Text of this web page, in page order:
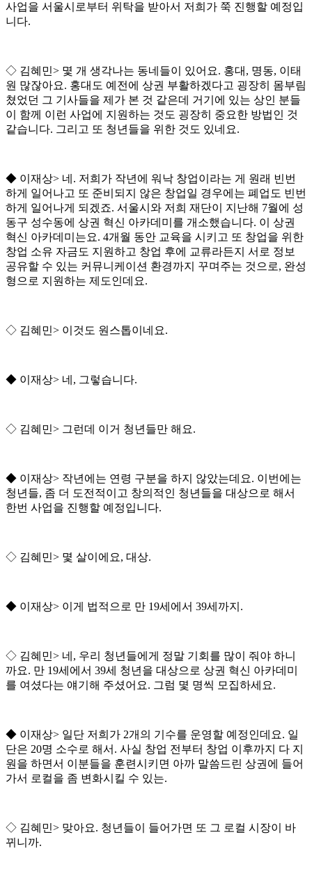
사업을 서울시로부터 위탁을 받아서 저희가 쭉 진행할 예정입
니다.
◇ 김혜민> 몇 개 생각나는 동네들이 있어요. 홍대 , 명동, 이태
원 많잖아요. 홍대도 예전에 상권 부활하겠다고 굉장히 몸부림
쳤었던 그 기사들을 제가 본 것 같은데 거기에 있는 상인 분들
이 함께 이런 사업에 지원하는 것도 굉장히 중요한 방법인 것
같습니다. 그리고 또 청년들을 위한 것도 있네요.
◆ 이재상> 네 . 저희가 작년에 워낙 창업이라는 게 원래 빈번
하게 일어나고 또 준비되지 않은 창업일 경우에는 폐업도 빈번
하게 일어나게 되겠죠. 서울시와 저희 재단이 지난해 7월에 성
동구 성수동에 상권 혁신 아카데미를 개소했습니다. 이 상권
혁신 아카데미는요. 4개월 동안 교육을 시키고 또 창업을 위한
창업 소유 자금도 지원하고 창업 후에 교류라든지 서로 정보
공유할 수 있는 커뮤니케이션 환경까지 꾸며주는 것으로, 완성
형으로 지원하는 제도인데요.
◇ 김혜민> 이것도 원스톱이네요.
◆ 이재상> 네 , 그렇습니다.
◇ 김혜민> 그런데 이거 청년들만 해요.
◆ 이재상> 작년에는 연령 구분을 하지 않았는데요. 이번에는
청년들, 좀 더 도전적이고 창의적인 청년들을 대상으로 해서
한번 사업을 진행할 예정입니다.
◇ 김혜민> 몇 살이에요, 대상.
◆ 이재상> 이게 법적으로 만 19세에서 39세까지 .
◇ 김혜민> 네 , 우리 청년들에게 정말 기회를 많이 줘야 하니
까요. 만 19세에서 39세 청년을 대상으로 상권 혁신 아카데미
를 여셨다는 얘기해 주셨어요. 그럼 몇 명씩 모집하세요.
◆ 이재상> 일단 저희가 2개의 기수를 운영할 예정인데요. 일
단은 20명 소수로 해서 . 사실 창업 전부터 창업 이후까지 다 지
원을 하면서 이분들을 훈련시키면 아까 말씀드린 상권에 들어
가서 로컬을 좀 변화시킬 수 있는.
◇ 김혜민> 맞아요. 청년들이 들어가면 또 그 로컬 시장이 바
뀌니까.